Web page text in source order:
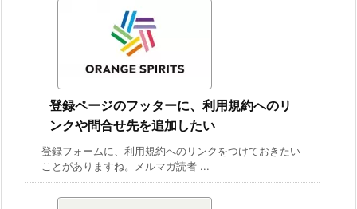
登録ページのフッターに、利用規約へのリ
ンクや問合せ先を追加したい
登録フォームに、利用規約へのリンクをつけておきたい
ことがありますね。メルマガ読者 ...